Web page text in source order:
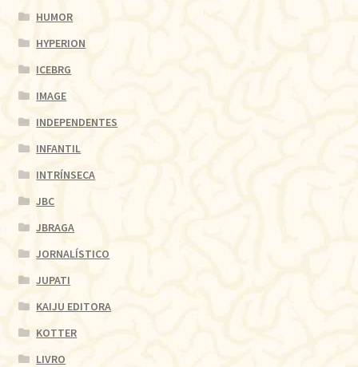
HUMOR
HYPERION
ICEBRG
IMAGE
INDEPENDENTES
INFANTIL
INTRÍNSECA
JBC
JBRAGA
JORNALÍSTICO
JUPATI
KAIJU EDITORA
KOTTER
LIVRO